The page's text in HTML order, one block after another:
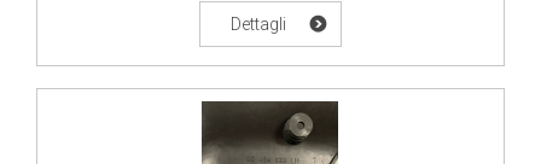
Dettagli